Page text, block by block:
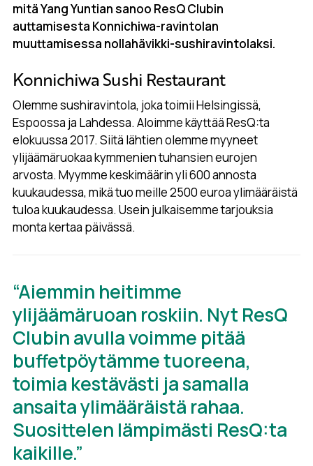
mitä Yang Yuntian sanoo ResQ Clubin
auttamisesta Konnichiwa-ravintolan
muuttamisessa nollahävikki-sushiravintolaksi.
Konnichiwa Sushi Restaurant
Olemme sushiravintola, joka toimii Helsingissä,
Espoossa ja Lahdessa. Aloimme käyttää ResQ:ta
elokuussa 2017. Siitä lähtien olemme myyneet
ylijäämäruokaa kymmenien tuhansien eurojen
arvosta. Myymme keskimäärin yli 600 annosta
kuukaudessa, mikä tuo meille 2500 euroa ylimääräistä
tuloa kuukaudessa. Usein julkaisemme tarjouksia
monta kertaa päivässä.
“Aiemmin heitimme
ylijäämäruoan roskiin. Nyt ResQ
Clubin avulla voimme pitää
buffetpöytämme tuoreena,
toimia kestävästi ja samalla
ansaita ylimääräistä rahaa.
Suosittelen lämpimästi ResQ:ta
kaikille.”